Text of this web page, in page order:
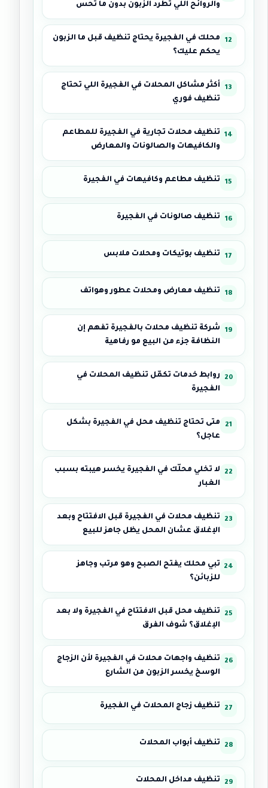
والروائح اللي تطرد الزبون بدون ما تحس
محلك في الفجيرة يحتاج تنظيف قبل ما الزبون
يحكم عليك؟
أكثر مشاكل المحلات في الفجيرة اللي تحتاج
تنظيف فوري
تنظيف محلات تجارية في الفجيرة للمطاعم
والكافيهات والصالونات والمعارض
تنظيف مطاعم وكافيهات في الفجيرة
تنظيف صالونات في الفجيرة
تنظيف بوتيكات ومحلات ملابس
تنظيف معارض ومحلات عطور وهواتف
شركة تنظيف محلات بالفجيرة تفهم إن
النظافة جزء من البيع مو رفاهية
روابط خدمات تكمّل تنظيف المحلات في
الفجيرة
متى تحتاج تنظيف محل في الفجيرة بشكل
عاجل؟
لا تخلي محلّك في الفجيرة يخسر هيبته بسبب
الغبار
تنظيف محلات في الفجيرة قبل الافتتاح وبعد
الإغلاق عشان المحل يظل جاهز للبيع
تبي محلك يفتح الصبح وهو مرتب وجاهز
للزبائن؟
تنظيف محل قبل الافتتاح في الفجيرة ولا بعد
الإغلاق؟ شوف الفرق
تنظيف واجهات محلات في الفجيرة لأن الزجاج
الوسخ يخسر الزبون من الشارع
تنظيف زجاج المحلات في الفجيرة
تنظيف أبواب المحلات
تنظيف مداخل المحلات